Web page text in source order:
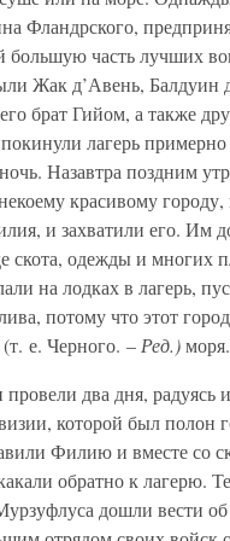
Фландрского,
большую часть лучших
Жак д’Авень, Балдуин
брат Гийом, а также
лагерь примерно
Назавтра поздним
красивому
и захватили его. Им
скота, одежды и многих
на лодках в лагерь,
потому что этот
е. Черного. – Ред.)моря.
два дня, радуясь
которой был полон
Филию и вместе со
обратно к лагерю.
дошли вести